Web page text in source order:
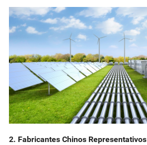
2. Fabricantes Chinos Representativos